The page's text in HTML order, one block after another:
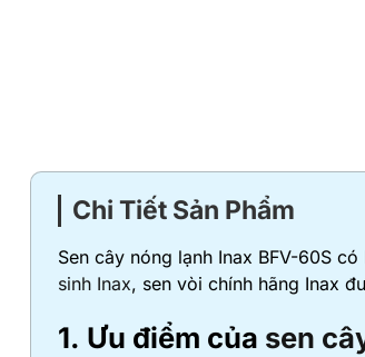
Chi Tiết Sản Phẩm
Sen cây nóng lạnh Inax BFV-60S
sinh Inax, sen vòi chính hãng Inax
1. Ưu điểm của sen